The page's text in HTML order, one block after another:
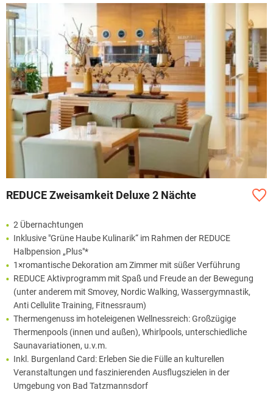
REDUCE Zweisamkeit Deluxe 2 Nächte
2 Übernachtungen
Inklusive "Grüne Haube Kulinarik“ im Rahmen der REDUCE
Halbpension „Plus"*
1×romantische Dekoration am Zimmer mit süßer Verführung
REDUCE Aktivprogramm mit Spaß und Freude an der Bewegung
(unter anderem mit Smovey, Nordic Walking, Wassergymnastik,
Anti Cellulite Training, Fitnessraum)
Thermengenuss im hoteleigenen Wellnessreich: Großzügige
Thermenpools (innen und außen), Whirlpools, unterschiedliche
Saunavariationen, u.v.m.
Inkl. Burgenland Card: Erleben Sie die Fülle an kulturellen
Veranstaltungen und faszinierenden Ausflugszielen in der
Umgebung von Bad Tatzmannsdorf